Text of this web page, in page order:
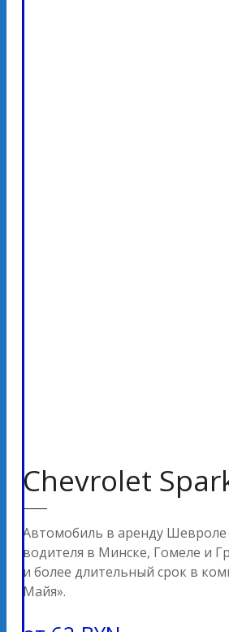
Chevrolet
Автомобиль в аренду Шевроле
водителя в Минске, Гомеле и
и более длительный срок в
Майя».